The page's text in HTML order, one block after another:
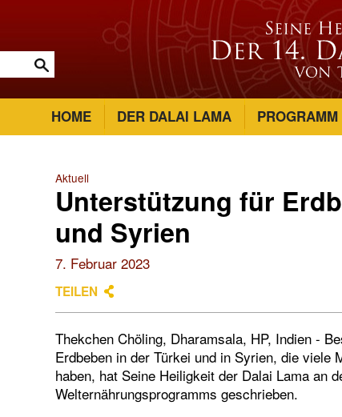
HOME DER DALAI LAMA PROGRAMM
Aktuell
Unterstützung für
und Syrien
7. Februar 2023
TEILEN
Thekchen Chöling, Dharamsala, HP, Indien -
Erdbeben in der Türkei und in Syrien, die viele
haben, hat Seine Heiligkeit der Dalai Lama an
Welternährungsprogramms geschrieben.